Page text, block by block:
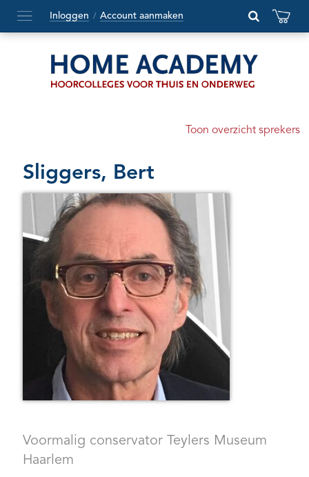
Hoofdmenu
openen
Inloggen / Account aanmaken
Toon overzicht sprekers
Sliggers, Bert
Voormalig conservator Teylers Museum
Haarlem